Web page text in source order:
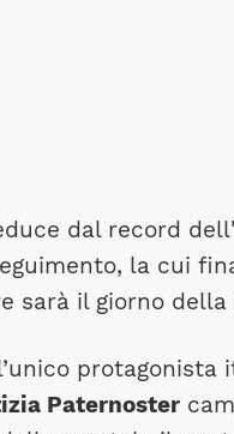
dal record
la cui
sarà il giorno
Paternoster